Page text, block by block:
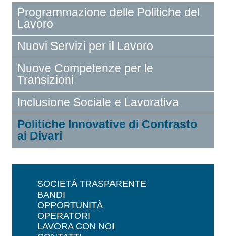
Programmazione delle Politiche del
Lavoro
Nuovi Servizi per il Lavoro
Nuove Competenze per le
Transizioni
Inclusione Sociale e Lavorativa
Politiche Innovative di Contrasto
ai Divari
SOCIETÀ TRASPARENTE
BANDI
OPPORTUNITÀ
OPERATORI
LAVORA CON NOI